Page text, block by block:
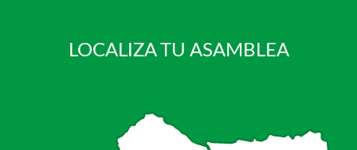
LOCALIZA TU ASAMBLEA